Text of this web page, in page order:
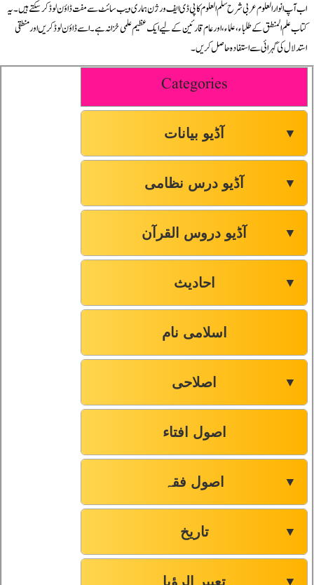
اب آپ انوار العلوم عربی شرح سلم العلوم کا پی ڈی ایف ورژن ہماری ویب سائٹ سے مفت ڈاؤن لوڈ کر سکتے ہیں۔ یہ
کتاب علم المنطق کے طلباء، علماء، اور عام قارئین کے لیے ایک عظیم علمی خزانہ ہے۔ اسے ڈاؤن لوڈ کریں اور منطقی
استدلال کی گہرائی سے استفادہ حاصل کریں۔
Categories
آڈیو بیانات ▼
آڈیو درس نظامی ▼
آڈیو دروس القرآن ▼
احادیث ▼
اسلامی نام
اصلاحی ▼
اصول افتاء
اصول فقہ ▼
تاریخ ▼
تعبیر الرؤیا ▼